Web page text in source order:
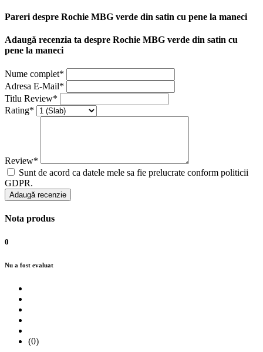
Pareri despre Rochie MBG verde din satin cu pene la maneci
Adaugă recenzia ta despre Rochie MBG verde din satin cu
pene la maneci
Nume complet*
Adresa E-Mail*
Titlu Review*
Rating*
Review*
Sunt de acord ca datele mele sa fie prelucrate conform politicii
GDPR.
Adaugă recenzie
Nota produs
0
Nu a fost evaluat
(0)